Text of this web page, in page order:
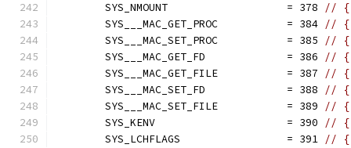
	SYS_NMOUNT                   = 378
// {
	SYS___MAC_GET_PROC           = 384
// {
	SYS___MAC_SET_PROC           = 385
// {
	SYS___MAC_GET_FD             = 386
// {
	SYS___MAC_GET_FILE           = 387
// {
	SYS___MAC_SET_FD             = 388
// {
	SYS___MAC_SET_FILE           = 389
// {
	SYS_KENV                     = 390
// {
	SYS_LCHFLAGS                 = 391
// {